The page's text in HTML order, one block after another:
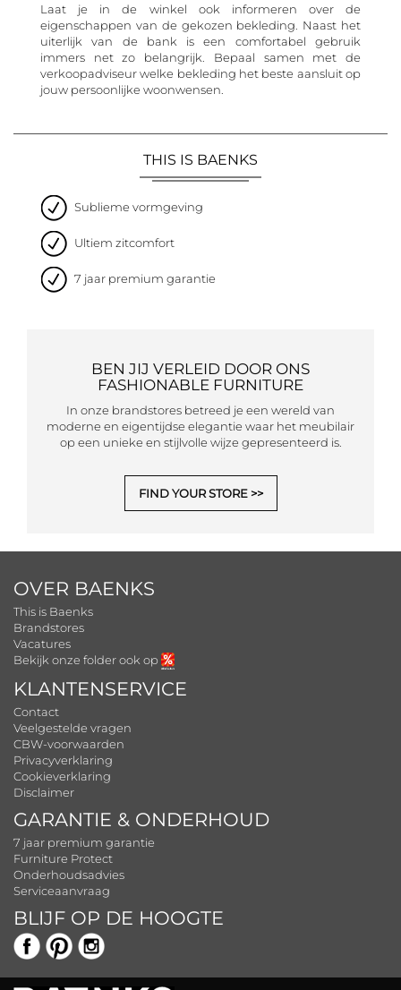
Laat je in de winkel ook informeren over de
eigenschappen van de gekozen bekleding. Naast het
uiterlijk van de bank is een comfortabel gebruik
immers net zo belangrijk. Bepaal samen met de
verkoopadviseur welke bekleding het beste aansluit op
jouw persoonlijke woonwensen.
THIS IS BAENKS
Sublieme vormgeving
Ultiem zitcomfort
7 jaar premium garantie
BEN JIJ VERLEID DOOR ONS
FASHIONABLE FURNITURE
In onze brandstores betreed je een wereld van
moderne en eigentijdse elegantie waar het meubilair
op een unieke en stijlvolle wijze gepresenteerd is.
FIND YOUR STORE
OVER BAENKS
This is Baenks
Brandstores
Vacatures
Bekijk onze folder ook op
KLANTENSERVICE
Contact
Veelgestelde vragen
CBW-voorwaarden
Privacyverklaring
Cookieverklaring
Disclaimer
GARANTIE & ONDERHOUD
7 jaar premium garantie
Furniture Protect
Onderhoudsadvies
Serviceaanvraag
BLIJF OP DE HOOGTE